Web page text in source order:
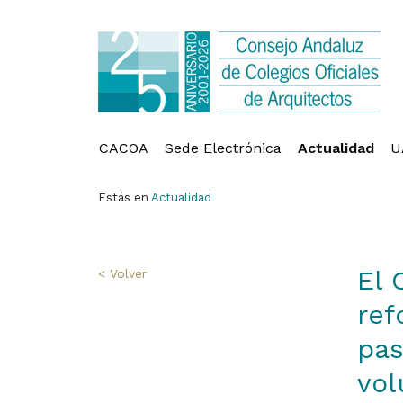
CACOA Sede Electrónica Actualidad
Estás en Actualidad
< Volver
El